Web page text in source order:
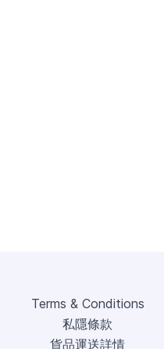
Terms & Conditions
私隱條款
貨品運送詳情